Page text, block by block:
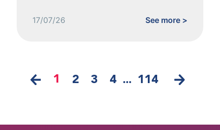
17/07/26 See more >
1 2 3 4 ... 114